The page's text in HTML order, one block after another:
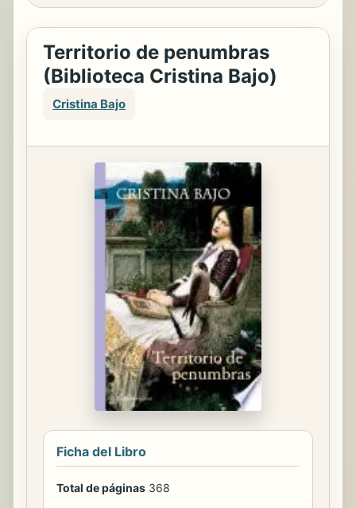
Territorio de penumbras
(Biblioteca Cristina Bajo)
Cristina Bajo
Ficha del Libro
Total de páginas 368